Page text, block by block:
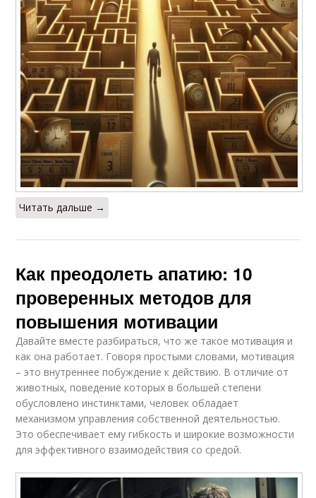
Читать дальше →
Как преодолеть апатию: 10
проверенных методов для
повышения мотивации
Давайте вместе разбираться, что же такое мотивация и
как она работает. Говоря простыми словами, мотивация
– это внутреннее побуждение к действию. В отличие от
животных, поведение которых в большей степени
обусловлено инстинктами, человек обладает
механизмом управления собственной деятельностью.
Это обеспечивает ему гибкость и широкие возможности
для эффективного взаимодействия со средой.